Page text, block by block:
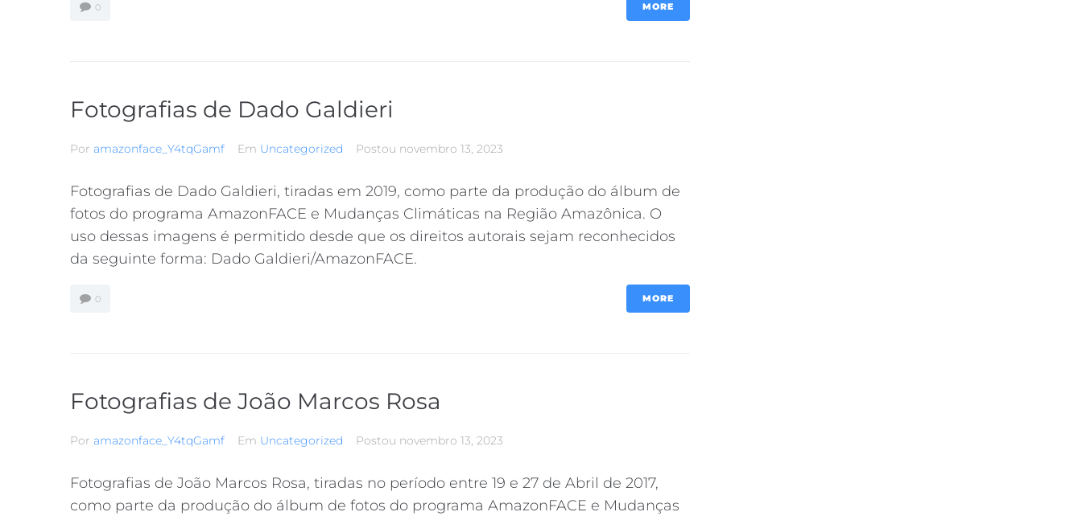
0 MORE
Fotografias de Dado Galdieri
Por amazonface_Y4tqGamf Em Uncategorized Postou novembro 13, 2023
Fotografias de Dado Galdieri, tiradas em 2019, como parte da produção do álbum de
fotos do programa AmazonFACE e Mudanças Climáticas na Região Amazônica. O
uso dessas imagens é permitido desde que os direitos autorais sejam reconhecidos
da seguinte forma: Dado Galdieri/AmazonFACE.
0 MORE
Fotografias de João Marcos Rosa
Por amazonface_Y4tqGamf Em Uncategorized Postou novembro 13, 2023
Fotografias de João Marcos Rosa, tiradas no período entre 19 e 27 de Abril de 2017,
como parte da produção do álbum de fotos do programa AmazonFACE e Mudanças